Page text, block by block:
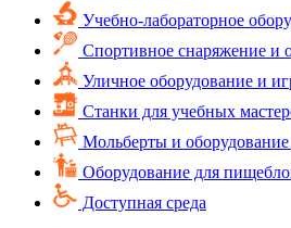
Учебно-лабораторное
Спортивное снаряжение и
Уличное оборудование и
Cтанки для учебных
Мольберты и
Оборудование для
Доступная среда